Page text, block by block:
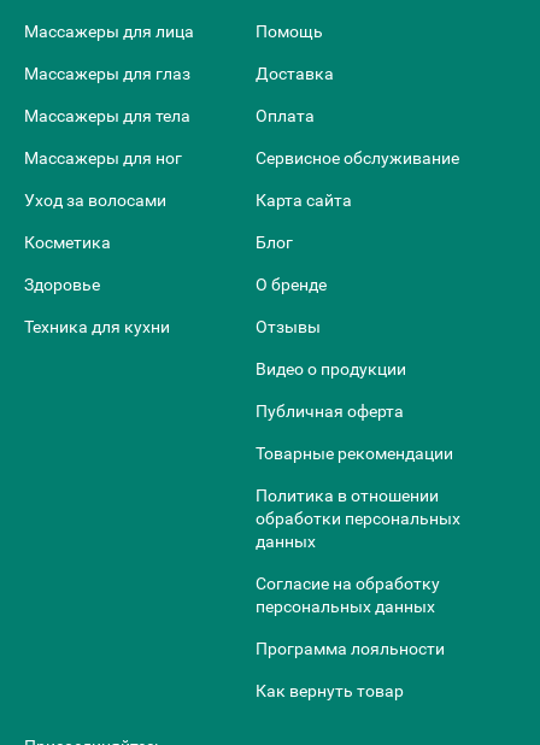
Массажеры для лица
Массажеры для глаз
Массажеры для тела
Массажеры для ног
Уход за волосами
Косметика
Здоровье
Техника для кухни
Помощь
Доставка
Оплата
Сервисное обслуживание
Карта сайта
Блог
О бренде
Отзывы
Видео о продукции
Публичная оферта
Товарные рекомендации
Политика в отношении
обработки персональных
данных
Согласие на обработку
персональных данных
Программа лояльности
Как вернуть товар